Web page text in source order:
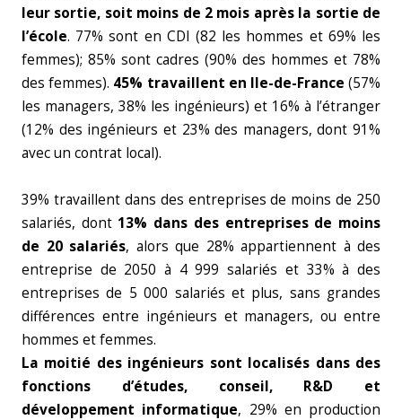
leur sortie, soit moins de 2 mois après la sortie de
l’école. 77% sont en CDI (82 les hommes et 69% les
femmes); 85% sont cadres (90% des hommes et 78%
des femmes). 45% travaillent en Ile-de-France (57%
les managers, 38% les ingénieurs) et 16% à l’étranger
(12% des ingénieurs et 23% des managers, dont 91%
avec un contrat local).
39% travaillent dans des entreprises de moins de 250
salariés, dont 13% dans des entreprises de moins
de 20 salariés, alors que 28% appartiennent à des
entreprise de 2050 à 4 999 salariés et 33% à des
entreprises de 5 000 salariés et plus, sans grandes
différences entre ingénieurs et managers, ou entre
hommes et femmes.
La moitié des ingénieurs sont localisés dans des
fonctions d’études, conseil, R&D et
développement informatique, 29% en production